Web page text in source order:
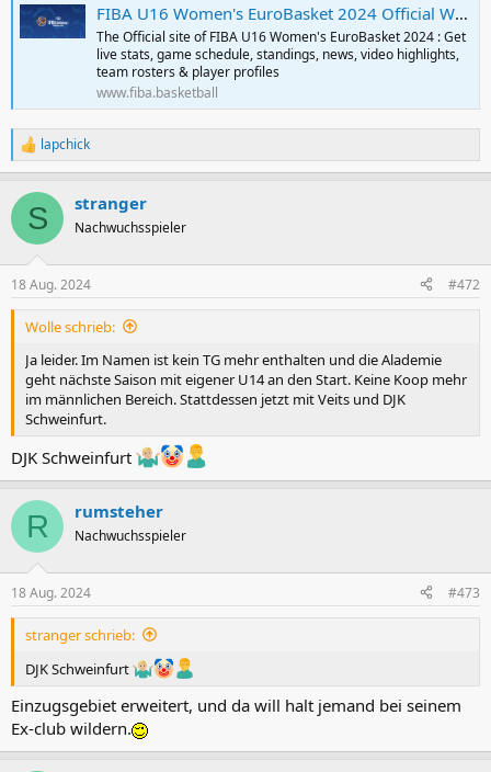
FIBA U16 Women's EuroBasket 2024 Official Website | FIBA Basketball
The Official site of FIBA U16 Women's EuroBasket 2024 : Get
live stats, game schedule, standings, news, video highlights,
team rosters & player profiles
www.fiba.basketball
R
e
k
i
e
n
lapchick
S stranger
Nachwuchsspieler
18 Aug. 2024 #472
Wolle schrieb:
Ja leider. Im Namen ist kein TG mehr enthalten und die Alademie
geht nächste Saison mit eigener U14 an den Start. Keine Koop mehr
im männlichen Bereich. Stattdessen jetzt mit Veits und DJK
Schweinfurt.
DJK Schweinfurt
R rumsteher
Nachwuchsspieler
18 Aug. 2024 #473
stranger schrieb:
DJK Schweinfurt
Einzugsgebiet erweitert, und da will halt jemand bei seinem
Ex-club wildern.